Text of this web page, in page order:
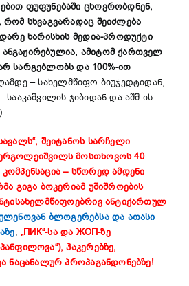
ფუფუნებაში ცხოვრობდნენ,
სხვაგვარადაც შეიძლება
ხარისხის მედია-პროდუქტი
ამიტომ ქართველ
სარგებლობს და 100%-ით
– სახელმწიფო ბიუჯედტიდან,
ჯიბიდან და აშშ-ის
შეიტანოს სარჩელი
მოსთხოვოს 40
– სწორედ ამდენი
გიგა ბოკერიამ უშიშროების
ანტიქართულ
ბლოგერებსა და ათასი
,„ПИК“-სა და ЖОП-ზე
ჰაკერებზე,
ნაცანალურ პროპაგანდონებზე!